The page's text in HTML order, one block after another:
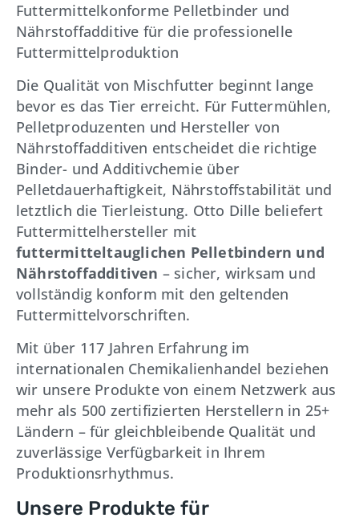
Futtermittelkonforme Pelletbinder und
Nährstoffadditive für die professionelle
Futtermittelproduktion
Die Qualität von Mischfutter beginnt lange
bevor es das Tier erreicht. Für Futtermühlen,
Pelletproduzenten und Hersteller von
Nährstoffadditiven entscheidet die richtige
Binder- und Additivchemie über
Pelletdauerhaftigkeit, Nährstoffstabilität und
letztlich die Tierleistung. Otto Dille beliefert
Futtermittelhersteller mit
futtermitteltauglichen Pelletbindern und
Nährstoffadditiven – sicher, wirksam und
vollständig konform mit den geltenden
Futtermittelvorschriften.
Mit über 117 Jahren Erfahrung im
internationalen Chemikalienhandel beziehen
wir unsere Produkte von einem Netzwerk aus
mehr als 500 zertifizierten Herstellern in 25+
Ländern – für gleichbleibende Qualität und
zuverlässige Verfügbarkeit in Ihrem
Produktionsrhythmus.
Unsere Produkte für